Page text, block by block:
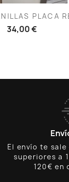
Vista rápida
PLACA
34,00 €
El envío te
superiores a
120€ en